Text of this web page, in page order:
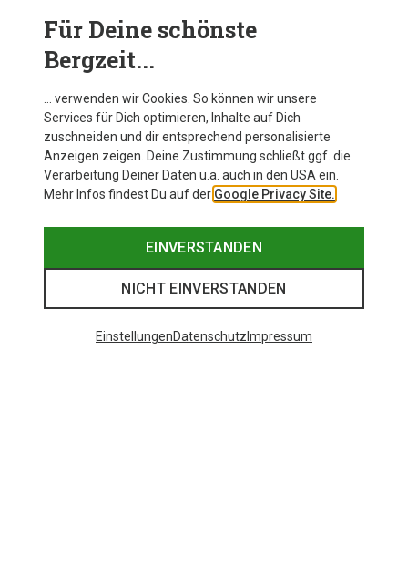
Du sparst 21%
Für Deine schönste
Bergzeit...
… verwenden wir Cookies. So können wir unsere
Services für Dich optimieren, Inhalte auf Dich
zuschneiden und dir entsprechend personalisierte
Anzeigen zeigen. Deine Zustimmung schließt ggf. die
Verarbeitung Deiner Daten u.a. auch in den USA ein.
Mehr Infos findest Du auf der Google Privacy Site.
EINVERSTANDEN
NICHT EINVERSTANDEN
EinstellungenDatenschutz Impressum